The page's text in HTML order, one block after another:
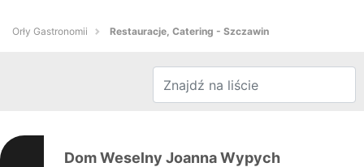
Orły Gastronomii Restauracje, Catering - Szczawin
Dom Weselny Joanna Wypych